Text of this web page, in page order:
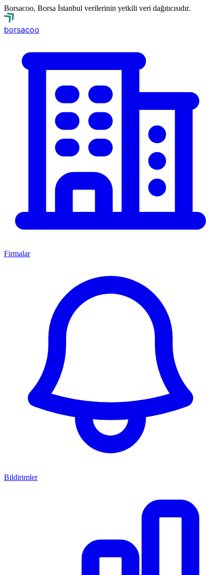
Borsacoo, Borsa İstanbul verilerinin yetkili veri dağıtıcısıdır.
borsacoo
Firmalar
Bildirimler